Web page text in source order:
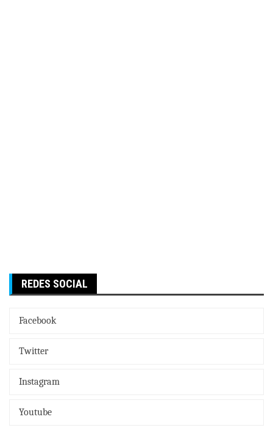
REDES SOCIAL
Facebook
Twitter
Instagram
Youtube